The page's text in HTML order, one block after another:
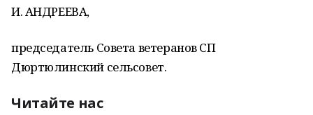
И. АНДРЕЕВА,
председатель Совета ветеранов СП
Дюртюлинский сельсовет.
Читайте нас